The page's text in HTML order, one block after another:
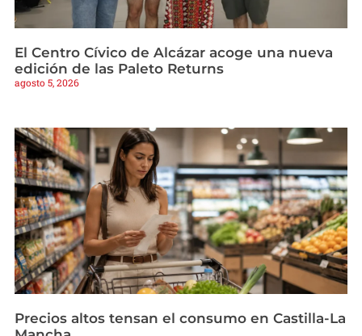
El Centro Cívico de Alcázar acoge una nueva
edición de las Paleto Returns
agosto 5, 2026
Precios altos tensan el consumo en Castilla-La